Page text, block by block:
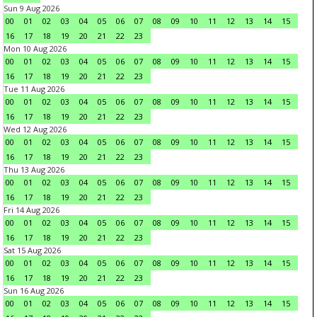
Sun 9 Aug 2026
00
01 02 03 04 05 06 07 08 09 10 11 12 13 14
15
16
17 18 19 20 21 22
23
Mon 10 Aug 2026
00
01 02 03 04 05 06 07 08 09 10 11 12 13 14
15
16
17 18 19 20 21 22
23
Tue 11 Aug 2026
00
01 02 03 04 05 06 07 08 09 10 11 12 13 14
15
16
17 18 19 20 21 22
23
Wed 12 Aug 2026
00
01 02 03 04 05 06 07 08 09 10 11 12 13 14
15
16
17 18 19 20 21 22
23
Thu 13 Aug 2026
00
01 02 03 04 05 06 07 08 09 10 11 12 13 14
15
16
17 18 19 20 21 22
23
Fri 14 Aug 2026
00
01 02 03 04 05 06 07 08 09 10 11 12 13 14
15
16
17 18 19 20 21 22
23
Sat 15 Aug 2026
00
01 02 03 04 05 06 07 08 09 10 11 12 13 14
15
16
17 18 19 20 21 22
23
Sun 16 Aug 2026
00
01 02 03 04 05 06 07 08 09 10 11 12 13 14
15